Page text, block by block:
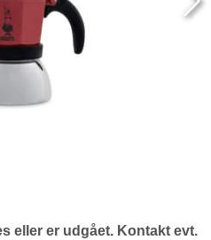
eller er udgået. Kontakt evt.